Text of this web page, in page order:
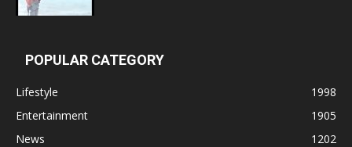
POPULAR CATEGORY
Lifestyle
1998
Entertainment
1905
News
1202